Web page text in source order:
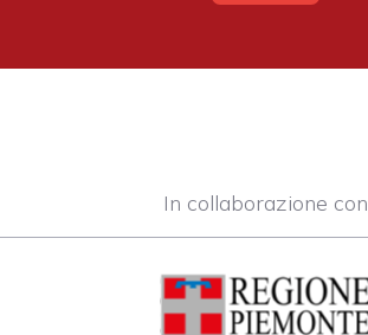
In collaborazione con